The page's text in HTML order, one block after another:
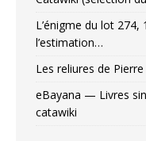
L’énigme du lot
l’estimation…
Les reliures de
eBayana — Livres
catawiki